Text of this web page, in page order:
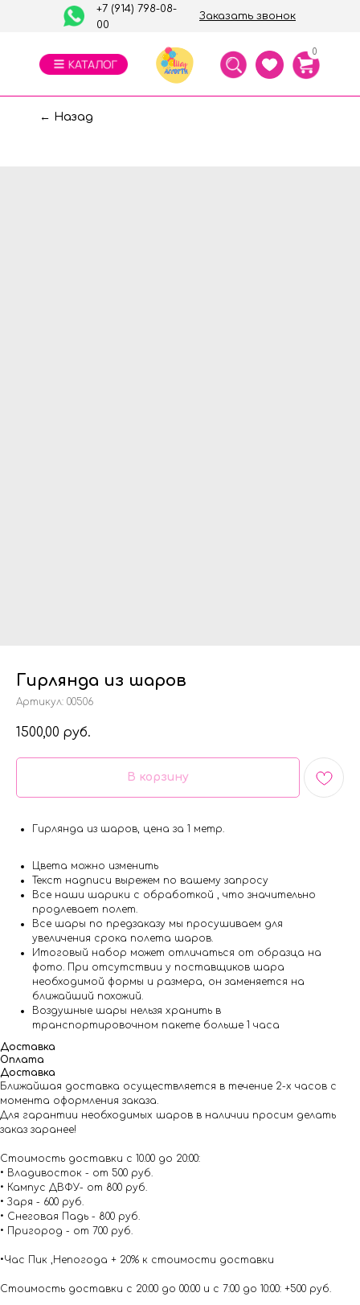
Заказать звонок
+7 (914) 798-08-
00
0
← Назад
Гирлянда из шаров
Артикул: 00506
1500,00 руб.
В корзину
Гирлянда из шаров, цена за 1 метр.
Цвета можно изменить
Текст надписи вырежем по вашему запросу
Все наши шарики с обработкой , что значительно
продлевает полет.
Все шары по предзаказу мы просушиваем для
увеличения срока полета шаров.
Итоговый набор может отличаться от образца на
фото. При отсутствии у поставщиков шара
необходимой формы и размера, он заменяется на
ближайший похожий.
Воздушные шары нельзя хранить в
транспортировочном пакете больше 1 часа
Доставка
Оплата
Доставка
Ближайшая доставка осуществляется в течение 2-х часов с
момента оформления заказа.
Для гарантии необходимых шаров в наличии просим делать
заказ заранее!
Стоимость доставки с 10.00 до 20:00:
• Владивосток - от 500 руб.
• Кампус ДВФУ- от 800 руб.
• Заря - 600 руб.
• Снеговая Падь - 800 руб.
• Пригород - от 700 руб.
•Час Пик ,Непогода + 20% к стоимости доставки
Стоимость доставки с 20:00 до 00:00 и с 7:00 до 10:00: +500 руб.